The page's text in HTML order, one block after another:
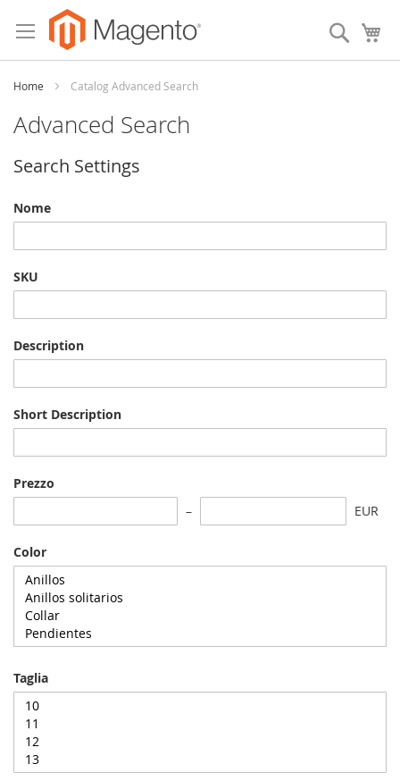
to
Content
Search
Home Catalog Advanced Search
Advanced Search
Search Settings
Nome
SKU
Description
Short Description
Prezzo
EUR
Color
Taglia